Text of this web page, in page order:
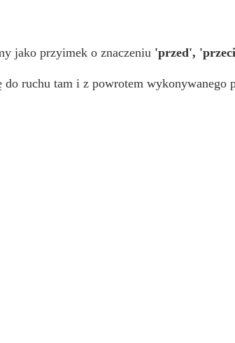
jako przyimek o znaczeniu 'przed',
do ruchu tam i z powrotem wykonywanego